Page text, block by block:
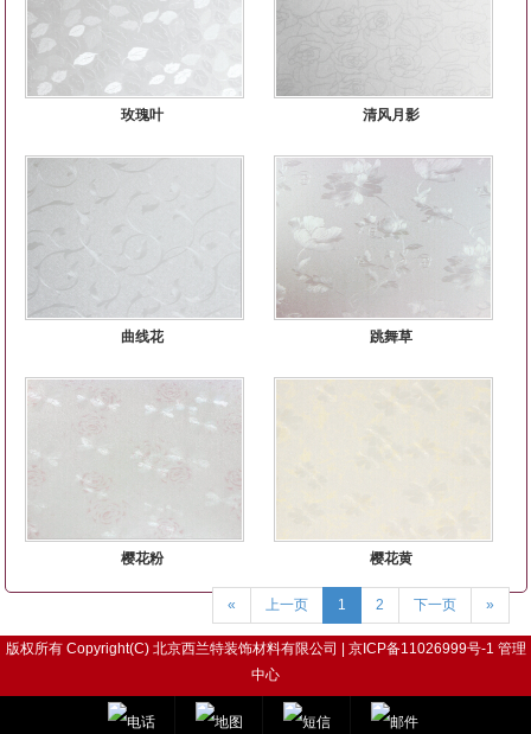
玫瑰叶 清风月影
曲线花 跳舞草
樱花粉 樱花黄
« 上一页 1 2 下一页 »
版权所有 Copyright(C) 北京西兰特装饰材料有限公司 | 京ICP备11026999号-1 管理
中心
电话 地图 短信 邮件